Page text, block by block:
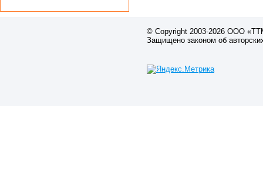
© Copyright 2003-2026 ООО
Защищено законом об